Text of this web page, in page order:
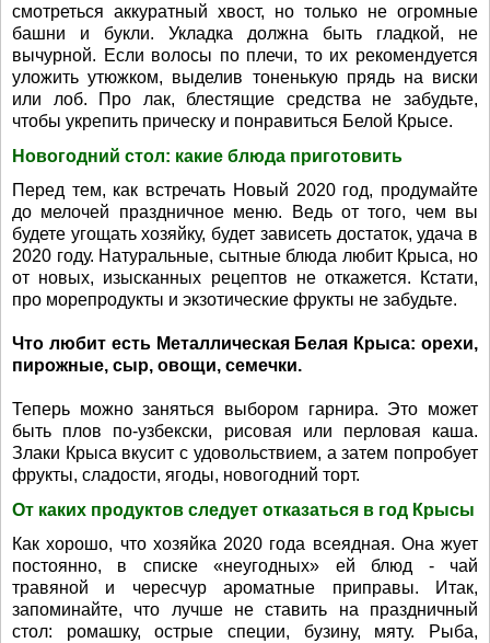
смотреться аккуратный хвост, но только не огромные
башни и букли. Укладка должна быть гладкой, не
вычурной. Если волосы по плечи, то их рекомендуется
уложить утюжком, выделив тоненькую прядь на виски
или лоб. Про лак, блестящие средства не забудьте,
чтобы укрепить прическу и понравиться Белой Крысе.
Новогодний стол: какие блюда приготовить
Перед тем, как встречать Новый 2020 год, продумайте
до мелочей праздничное меню. Ведь от того, чем вы
будете угощать хозяйку, будет зависеть достаток, удача в
2020 году. Натуральные, сытные блюда любит Крыса, но
от новых, изысканных рецептов не откажется. Кстати,
про морепродукты и экзотические фрукты не забудьте.
Что любит есть Металлическая Белая Крыса: орехи,
пирожные, сыр, овощи, семечки.
Теперь можно заняться выбором гарнира. Это может
быть плов по-узбекски, рисовая или перловая каша.
Злаки Крыса вкусит с удовольствием, а затем попробует
фрукты, сладости, ягоды, новогодний торт.
От каких продуктов следует отказаться в год Крысы
Как хорошо, что хозяйка 2020 года всеядная. Она жует
постоянно, в списке «неугодных» ей блюд - чай
травяной и чересчур ароматные приправы. Итак,
запоминайте, что лучше не ставить на праздничный
стол: ромашку, острые специи, бузину, мяту. Рыба,